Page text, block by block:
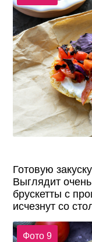
Готовую
Выглядит
брускетты с
исчезнут со
Фото 9